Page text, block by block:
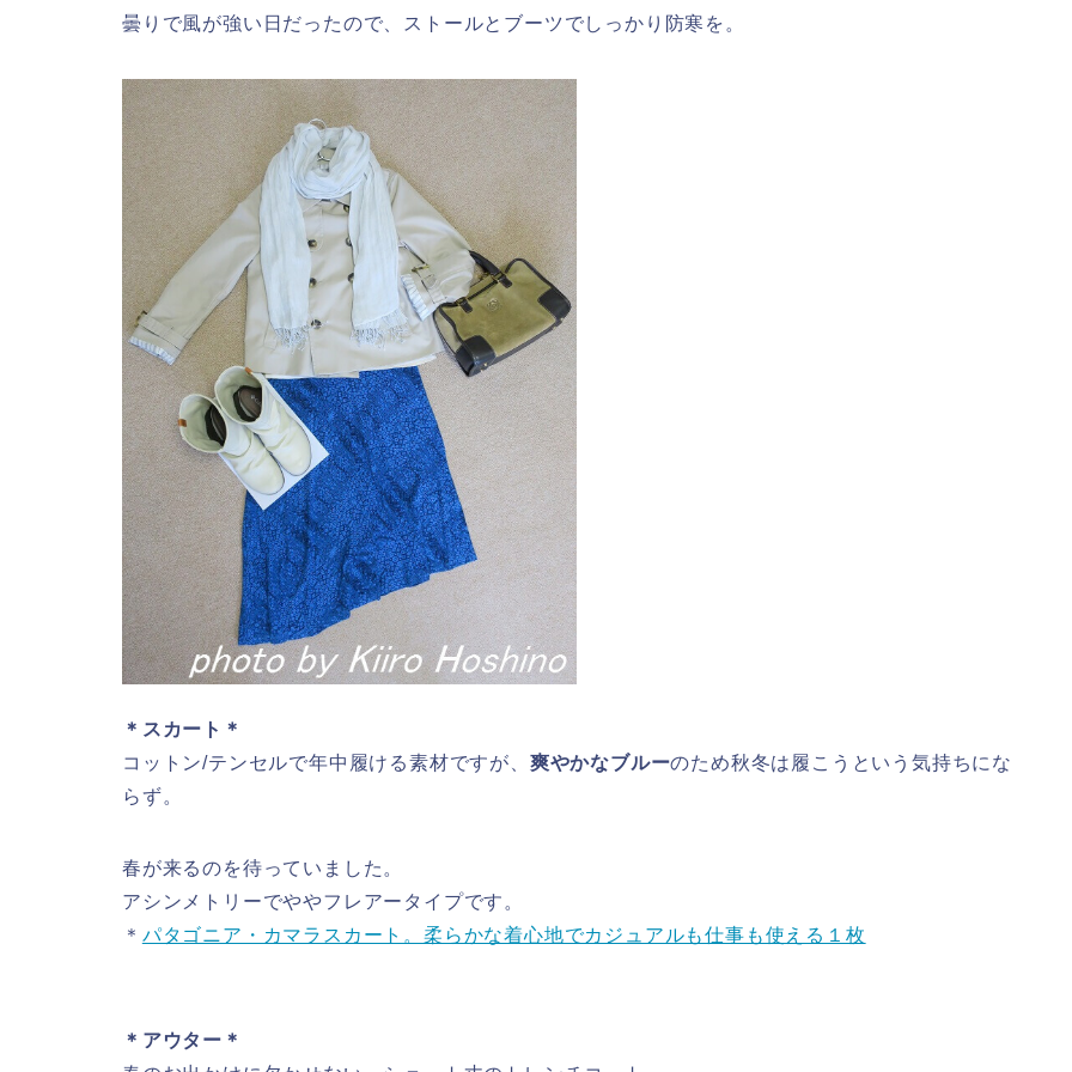
曇りで風が強い日だったので、ストールとブーツでしっかり防寒を。
＊スカート＊
コットン/テンセルで年中履ける素材ですが、 爽やかなブルーのため秋冬は履こうという気持ちにな
らず。
春が来るのを待っていました。
アシンメトリーでややフレアータイプです。
＊ パタゴニア・カマラスカート。柔らかな着心地でカジュアルも仕事も使える１枚
＊アウター＊